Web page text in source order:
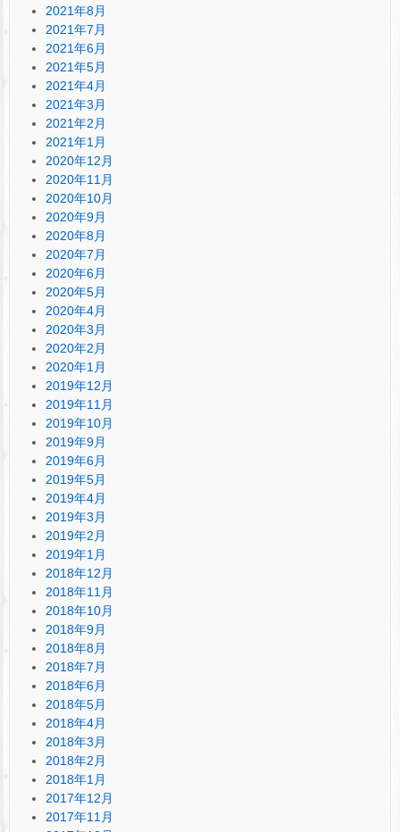
2021年8月
2021年7月
2021年6月
2021年5月
2021年4月
2021年3月
2021年2月
2021年1月
2020年12月
2020年11月
2020年10月
2020年9月
2020年8月
2020年7月
2020年6月
2020年5月
2020年4月
2020年3月
2020年2月
2020年1月
2019年12月
2019年11月
2019年10月
2019年9月
2019年6月
2019年5月
2019年4月
2019年3月
2019年2月
2019年1月
2018年12月
2018年11月
2018年10月
2018年9月
2018年8月
2018年7月
2018年6月
2018年5月
2018年4月
2018年3月
2018年2月
2018年1月
2017年12月
2017年11月